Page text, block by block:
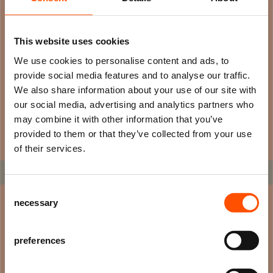
This website uses cookies
We use cookies to personalise content and ads, to
provide social media features and to analyse our traffic.
We also share information about your use of our site with
our social media, advertising and analytics partners who
may combine it with other information that you’ve
provided to them or that they’ve collected from your use
of their services.
Selection
necessary
preferences
De leukste uitjes met kinderen
JEUGD EN FAMILIE
Woezel en Pip De Musical | 2+
JEUGD EN
Woezel
ZA 10 OKT
Mis niks
en speciale aanbiedingen!